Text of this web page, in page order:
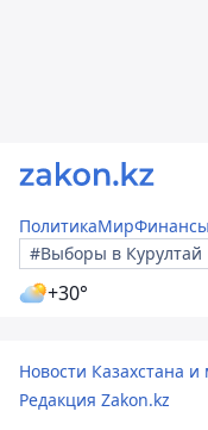
ПолитикаМирФинансы
#Выборы в Курултай
+30°
Новости Казахстана
Редакция Zakon.kz